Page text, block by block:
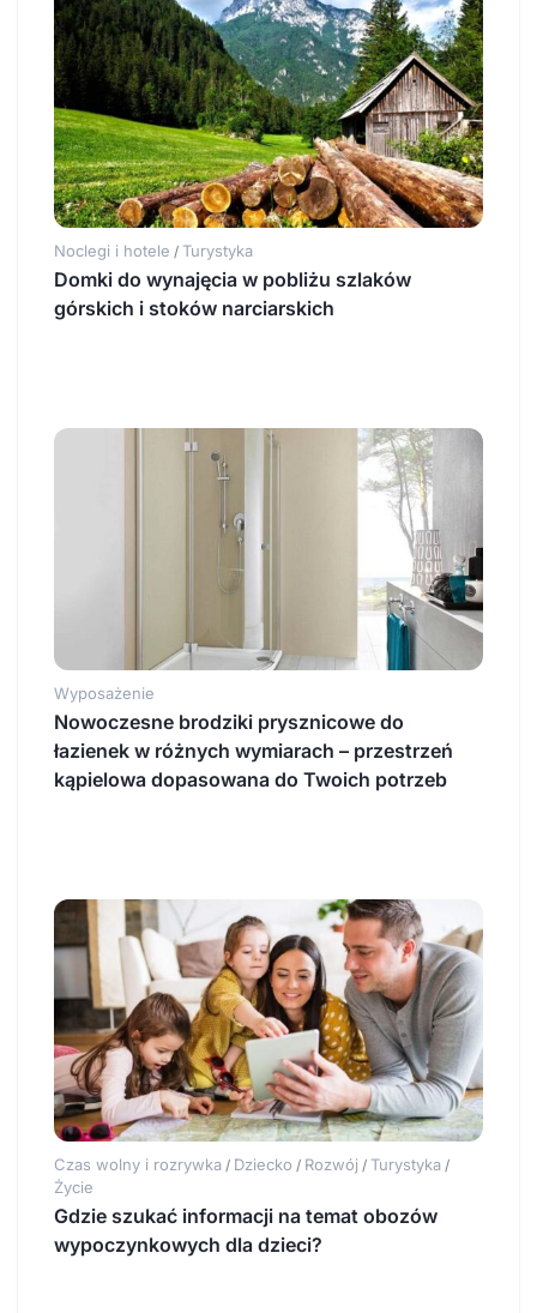
Noclegi i hotele / Turystyka
Domki do wynajęcia w pobliżu szlaków
górskich i stoków narciarskich
Wyposażenie
Nowoczesne brodziki prysznicowe do
łazienek w różnych wymiarach – przestrzeń
kąpielowa dopasowana do Twoich potrzeb
Czas wolny i rozrywka / Dziecko / Rozwój / Turystyka /
Życie
Gdzie szukać informacji na temat obozów
wypoczynkowych dla dzieci?